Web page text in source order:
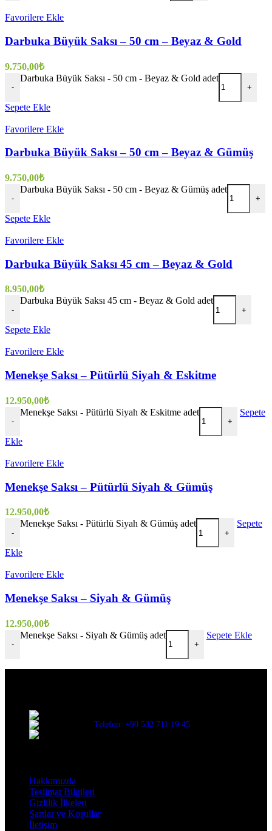
Favorilere Ekle
Darbuka Büyük Saksı – 50 cm – Beyaz & Gold
9.750,00₺
-
Darbuka Büyük Saksı - 50 cm - Beyaz & Gold adet
+
Sepete Ekle
Favorilere Ekle
Darbuka Büyük Saksı – 50 cm – Beyaz & Gümüş
9.750,00₺
-
Darbuka Büyük Saksı - 50 cm - Beyaz & Gümüş adet
+
Sepete Ekle
Favorilere Ekle
Darbuka Büyük Saksı 45 cm – Beyaz & Gold
8.950,00₺
-
Darbuka Büyük Saksı 45 cm - Beyaz & Gold adet
+
Sepete Ekle
Favorilere Ekle
Menekşe Saksı – Pütürlü Siyah & Eskitme
12.950,00₺
-
Menekşe Saksı - Pütürlü Siyah & Eskitme adet
+
Sepete
Ekle
Favorilere Ekle
Menekşe Saksı – Pütürlü Siyah & Gümüş
12.950,00₺
-
Menekşe Saksı - Pütürlü Siyah & Gümüş adet
+
Sepete
Ekle
Favorilere Ekle
Menekşe Saksı – Siyah & Gümüş
12.950,00₺
-
Menekşe Saksı - Siyah & Gümüş adet
+
Sepete Ekle
Telefon: +90 532 711 19 45
Hakkımızda
Teslimat Bilgileri
Gizlilik İlkeleri
Şartlar ve Koşullar
İletişim